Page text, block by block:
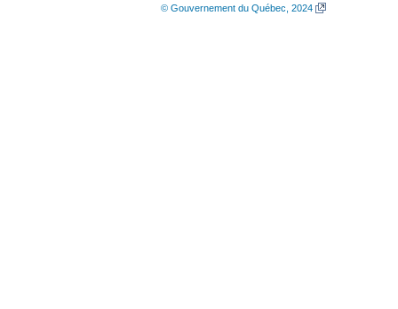
© Gouvernement du Québec, 2024